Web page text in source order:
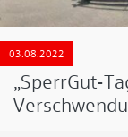
03.08.2022
„SperrGut-